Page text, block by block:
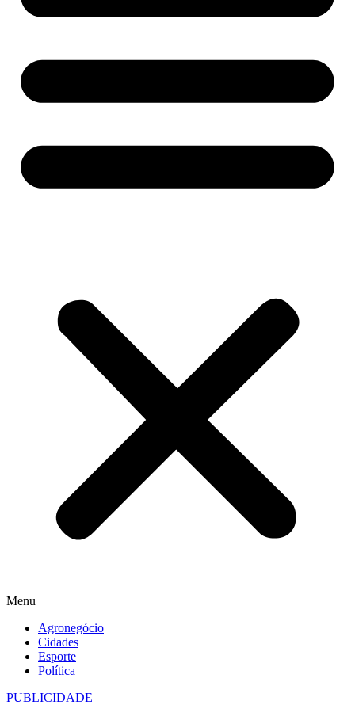
Menu
Agronegócio
Cidades
Esporte
Política
PUBLICIDADE